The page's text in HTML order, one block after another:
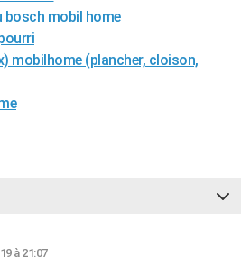
bosch mobil home
mobilhome (plancher, cloison,
à 21:07